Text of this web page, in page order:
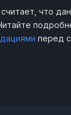
что
перед